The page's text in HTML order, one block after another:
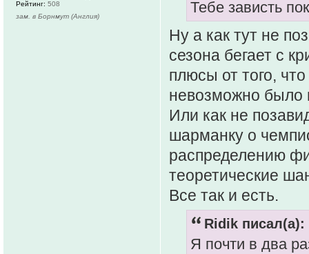
Тебе зависть
Ну а как тут не
сезона бегает с
плюсы от того,
невозможно было
Или как не
шарманку о
распределению
теоретические
Все так и есть.
Ridik писал(а):
Я почти в два
Рейтинг: 508
зам. в Борнмут (Англия)